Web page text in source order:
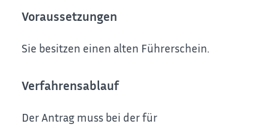
Voraussetzungen
Sie besitzen einen alten Führerschein.
Verfahrensablauf
Der Antrag muss bei der für